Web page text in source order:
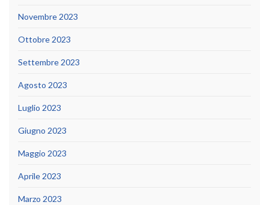
Novembre 2023
Ottobre 2023
Settembre 2023
Agosto 2023
Luglio 2023
Giugno 2023
Maggio 2023
Aprile 2023
Marzo 2023